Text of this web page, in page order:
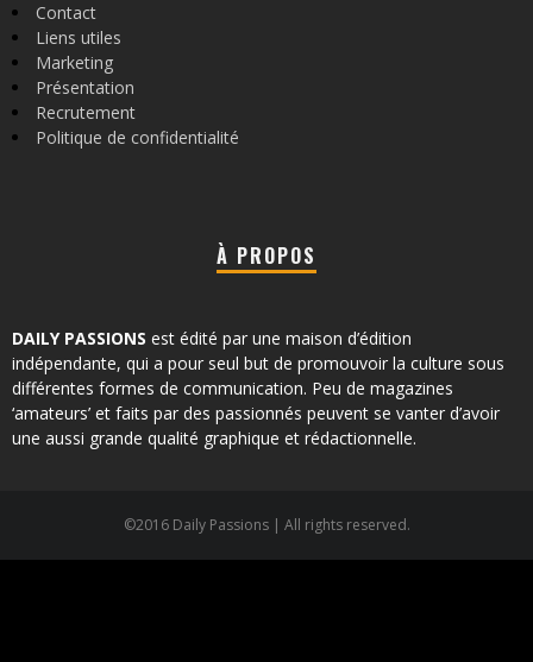
Contact
Liens utiles
Marketing
Présentation
Recrutement
Politique de confidentialité
À PROPOS
DAILY PASSIONS est édité par une maison d’édition
indépendante, qui a pour seul but de promouvoir la culture sous
différentes formes de communication. Peu de magazines
‘amateurs’ et faits par des passionnés peuvent se vanter d’avoir
une aussi grande qualité graphique et rédactionnelle.
©2016 Daily Passions | All rights reserved.